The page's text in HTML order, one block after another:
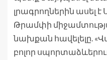
լրագրողներին ասել
Թրամփի
նախքան հավելելը.
բոլոր